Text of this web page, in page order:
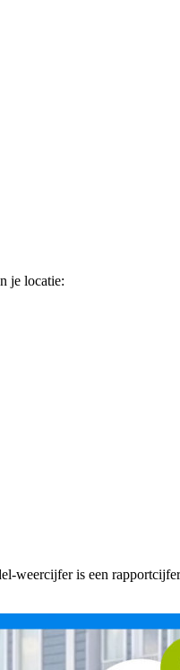
je locatie:
weercijfer is een